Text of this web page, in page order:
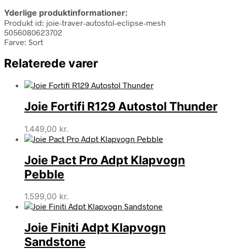
Yderlige produktinformationer:
Produkt id: joie-traver-autostol-eclipse-mesh
5056080623702
Farve: Sort
Relaterede varer
Joie Fortifi R129 Autostol Thunder
1.449,00 kr.
Joie Pact Pro Adpt Klapvogn
Pebble
1.599,00 kr.
Joie Finiti Adpt Klapvogn
Sandstone